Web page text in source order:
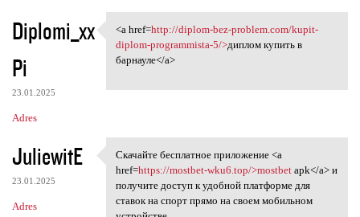
Diplomi_xx
Pi
23.01.2025
Adres
<a href=http://diplom-bez
<a href=http://diplom-bez-problem.com/kupit-
diplom-programmista-5/>диплом купить в
барнауле</a>
JuliewitE
23.01.2025
Adres
Скачайте бесплатное
Скачайте бесплатное приложение <a
href=https://mostbet-wku6.top/>mostbetapk</a> и
получите доступ к удобной платформе для
ставок на спорт прямо на своем мобильном